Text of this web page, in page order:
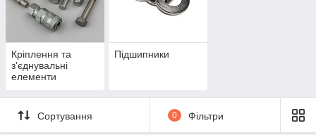
Кріплення та
з'єднувальні
елементи
Підшипники
Сортування 0 Фільтри